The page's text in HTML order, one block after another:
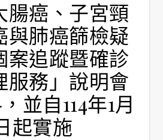
腸癌、子宮頸
與肺癌篩檢疑
案追蹤暨確診
服務」說明會
並自114年1月
起實施